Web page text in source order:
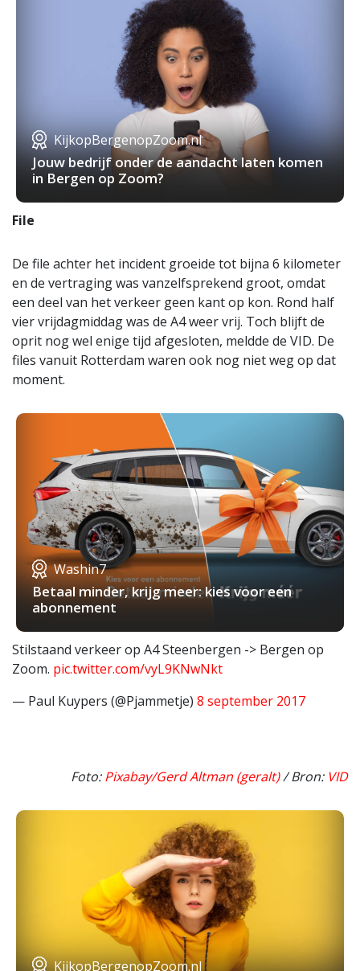
KijkopBergenopZoom.nl
Jouw bedrijf onder de aandacht laten komen
in Bergen op Zoom?
File
De file achter het incident groeide tot bijna 6 kilometer
en de vertraging was vanzelfsprekend groot, omdat
een deel van het verkeer geen kant op kon. Rond half
vier vrijdagmiddag was de A4 weer vrij. Toch blijft de
oprit nog wel enige tijd afgesloten, meldde de VID. De
files vanuit Rotterdam waren ook nog niet weg op dat
moment.
Washin7
Betaal minder, krijg meer: kies voor een
abonnement
Stilstaand verkeer op A4 Steenbergen -> Bergen op
Zoom. pic.twitter.com/vyL9KNwNkt
— Paul Kuypers (@Pjammetje) 8 september 2017
Foto:Pixabay/Gerd Altman (geralt)/ Bron: VID
KijkopBergenopZoom.nl